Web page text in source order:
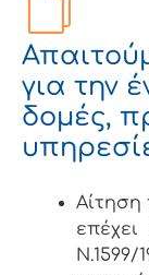
για την
δομές,
Αίτηση